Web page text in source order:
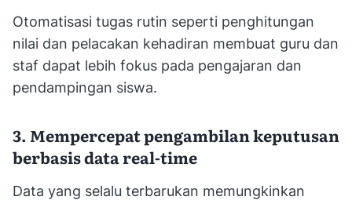
Otomatisasi tugas rutin seperti penghitungan
nilai dan pelacakan kehadiran membuat guru dan
staf dapat lebih fokus pada pengajaran dan
pendampingan siswa.
3. Mempercepat pengambilan keputusan
berbasis data real-time
Data yang selalu terbarukan memungkinkan